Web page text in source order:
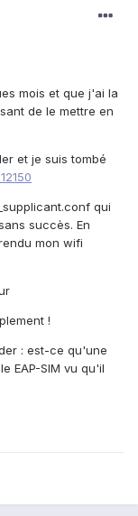
mois et que j'ai la
de le mettre en
et je suis tombé
qui
succès. En
mon wifi
!
: est-ce qu'une
EAP-SIM vu qu'il